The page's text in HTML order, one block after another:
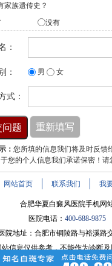
家族遗传史？
没有
：
： 男 女
式：
： 您所填的信息我们将及时反馈
您的个人信息我们承诺保密！请
网站首页 联系我们 我
合肥华夏白癜风医院手机网
医院电话： 400-688-9875
院地址：合肥市铜陵路与裕溪路
信息仅供参考，不能作为诊断
治疗时请遵医嘱。如有转载或引